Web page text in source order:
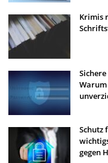
Krimis
Schutz
gegen